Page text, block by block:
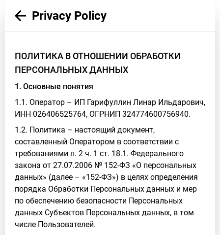
Privacy Policy
ПОЛИТИКА В ОТНОШЕНИИ ОБРАБОТКИ
ПЕРСОНАЛЬНЫХ ДАННЫХ
1. Основные понятия
1.1. Оператор – ИП Гарифуллин Линар Ильдарович,
ИНН 026406525764, ОГРНИП 324774600756940.
1.2. Политика – настоящий документ,
составленный Оператором в соответствии с
требованиями п. 2 ч. 1 ст. 18.1. Федерального
закона от 27.07.2006 № 152-ФЗ «О персональных
данных» (далее – «152-ФЗ») в целях определения
порядка Обработки Персональных данных и мер
по обеспечению безопасности Персональных
данных Субъектов Персональных данных, в том
числе Пользователей.